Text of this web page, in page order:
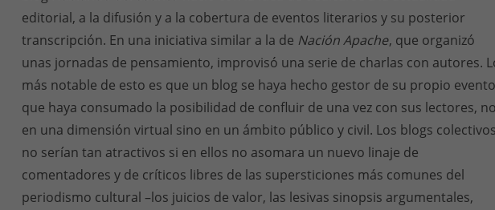
editorial, a la difusión y a la cobertura de eventos literarios y su posterior
transcripción. En una iniciativa similar a la de Nación Apache, que organizó
unas jornadas de pensamiento, improvisó una serie de charlas con autores.
más notable de esto es que un blog se haya hecho gestor de su propio
que haya consumado la posibilidad de confluir de una vez con sus lectores, no
en una dimensión virtual sino en un ámbito público y civil. Los blogs colectivos
no serían tan atractivos si en ellos no asomara un nuevo linaje de
comentadores y de críticos libres de las supersticiones más comunes del
periodismo cultural –los juicios de valor, las lesivas sinopsis argumentales,